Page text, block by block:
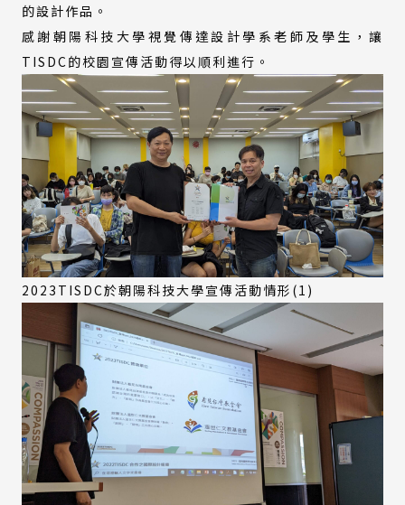
的設計作品。
感謝朝陽科技大學視覺傳達設計學系老師及學生，讓
TISDC的校園宣傳活動得以順利進行。
2023TISDC於朝陽科技大學宣傳活動情形(1)